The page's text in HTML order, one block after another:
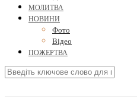
МОЛИТВА
НОВИНИ
Фото
Відео
ПОЖЕРТВА